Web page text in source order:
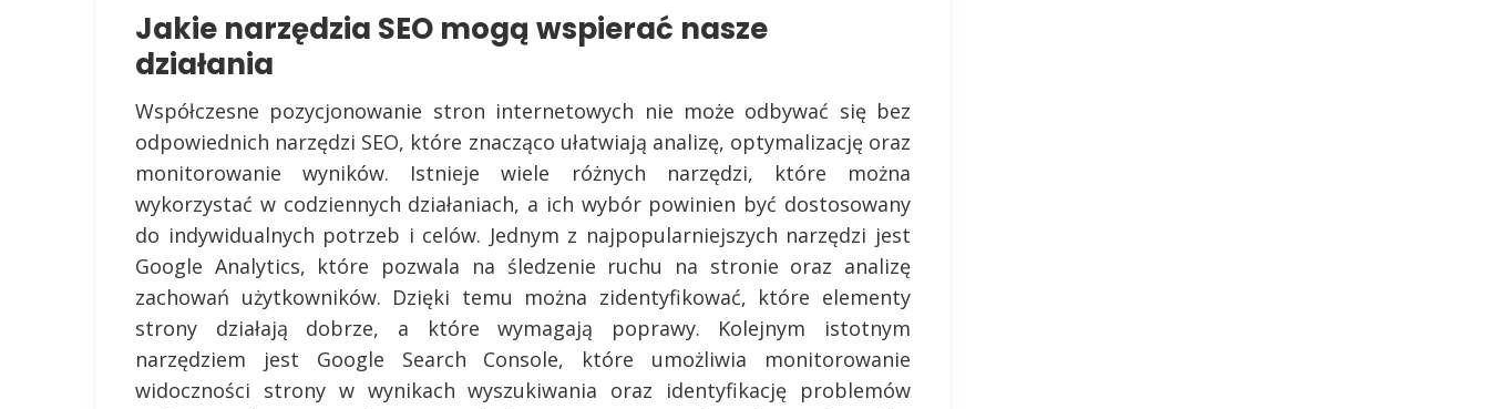
Jakie narzędzia SEO mogą wspierać nasze
działania
Współczesne pozycjonowanie stron internetowych nie może odbywać się bez
odpowiednich narzędzi SEO, które znacząco ułatwiają analizę, optymalizację oraz
monitorowanie wyników. Istnieje wiele różnych narzędzi, które można
wykorzystać w codziennych działaniach, a ich wybór powinien być dostosowany
do indywidualnych potrzeb i celów. Jednym z najpopularniejszych narzędzi jest
Google Analytics, które pozwala na śledzenie ruchu na stronie oraz analizę
zachowań użytkowników. Dzięki temu można zidentyfikować, które elementy
strony działają dobrze, a które wymagają poprawy. Kolejnym istotnym
narzędziem jest Google Search Console, które umożliwia monitorowanie
widoczności strony w wynikach wyszukiwania oraz identyfikację problemów